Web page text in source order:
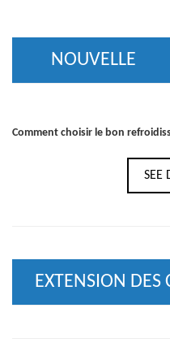
NOUVELLE
SEE
EXTENSION DES